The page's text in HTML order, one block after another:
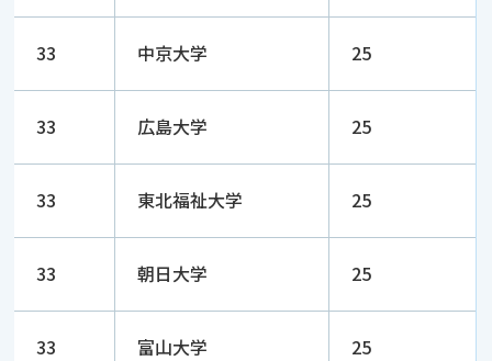
33 中京大学 25
33 広島大学 25
33 東北福祉大学 25
33 朝日大学 25
33 富山大学 25